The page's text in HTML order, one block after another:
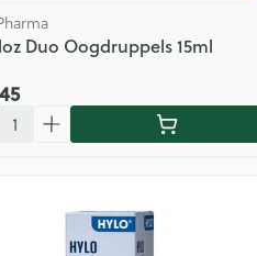
Duo Oogdruppels 15ml